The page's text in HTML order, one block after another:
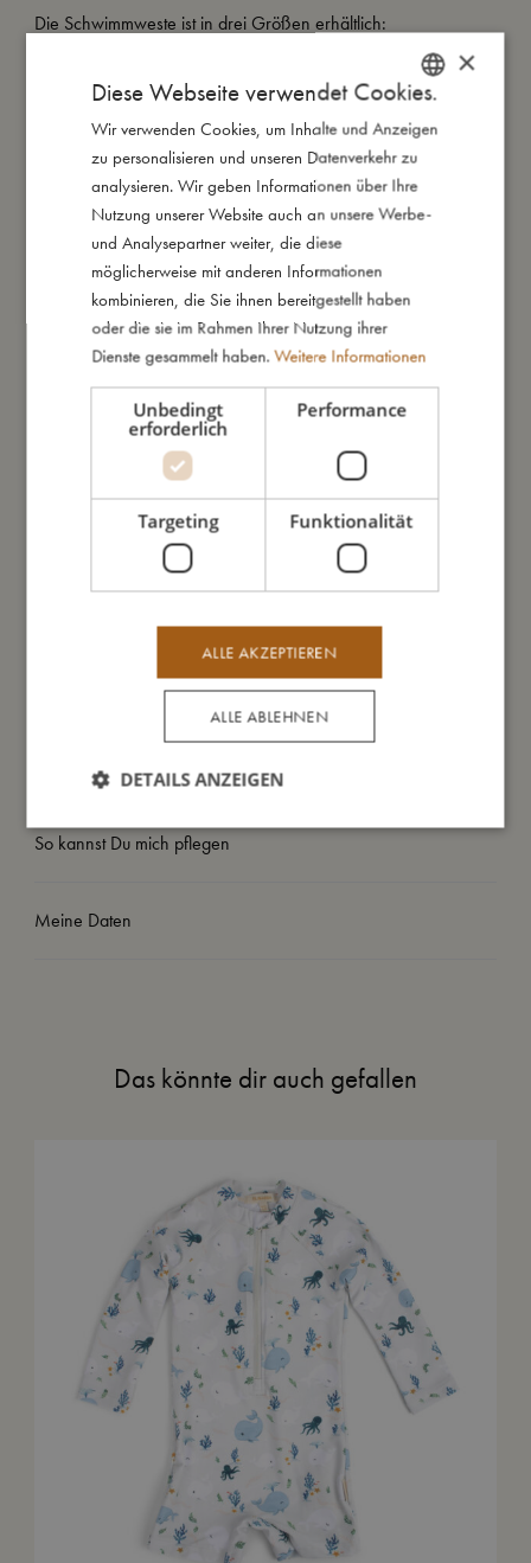
Die Schwimmweste ist in drei Größen erhältlich:
1-2 Jahre: Empfohlenes Gewicht 11-15 kg, Brustumfang 51 cm
3-4 Jahre: Empfohlenes Gewicht 15-19 kg, Brustumfang 56
5-6 Jahre: Empfohlenes Gewicht 19-30 kg, Brustumfang 62
Diese Schwimmweste ist kein lebensrettendes Produkt und
bietet keinen Schutz vor dem Ertrinken. Sie darf nur unter
ständiger und fachkundiger Aufsicht durch eine erwachsene
Person verwendet werden. Die Schwimmlernweste eignet sich
nicht zum Segeln.
Meine besonderen Merkmale:
- UV-Schutz mit Faktor 50+
- Erhältlich in den Größen 1–2 Jahre, 3–4 Jahre und 5–6
- Unterstützt eine natürliche Schwimmhaltung
- Anpassbarer Auftrieb durch herausnehmbare Auftriebskörper
- Auch nach dem freien Schwimmen als UV-Schutz nutzbar
- Geprüft und zugelassen nach europäischer Norm EN 13138-
Daraus bin ich gemacht
So kannst Du mich pflegen
Meine Daten
Das könnte dir auch gefallen
DANISH
ENGLISH
GERMAN
×
Diese Webseite verwendet Cookies.
Wir verwenden Cookies, um Inhalte und Anzeigen
zu personalisieren und unseren Datenverkehr zu
analysieren. Wir geben Informationen über Ihre
Nutzung unserer Website auch an unsere Werbe-
und Analysepartner weiter, die diese
möglicherweise mit anderen Informationen
kombinieren, die Sie ihnen bereitgestellt haben
oder die sie im Rahmen Ihrer Nutzung ihrer
Dienste gesammelt haben. Weitere Informationen
Unbedingt
erforderlich
Performance
Targeting Funktionalität
ALLE AKZEPTIEREN
ALLE ABLEHNEN
DETAILS ANZEIGEN